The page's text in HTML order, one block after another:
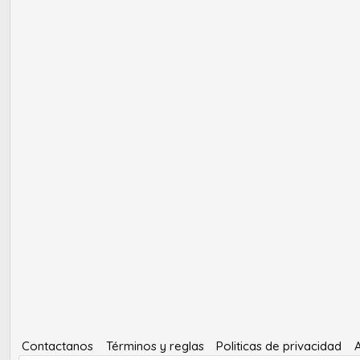
Contactanos Términos y reglas Politicas de privacidad